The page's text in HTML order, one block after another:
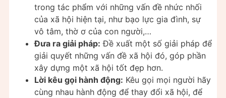
trong tác phẩm với những vấn đề nhức nhối
của xã hội hiện tại, như bạo lực gia đình, sự
vô tâm, thờ ơ của con người,…
Đưa ra giải pháp: Đề xuất một số giải pháp để
giải quyết những vấn đề xã hội đó, góp phần
xây dựng một xã hội tốt đẹp hơn.
Lời kêu gọi hành động: Kêu gọi mọi người hãy
cùng nhau hành động để thay đổi xã hội, để